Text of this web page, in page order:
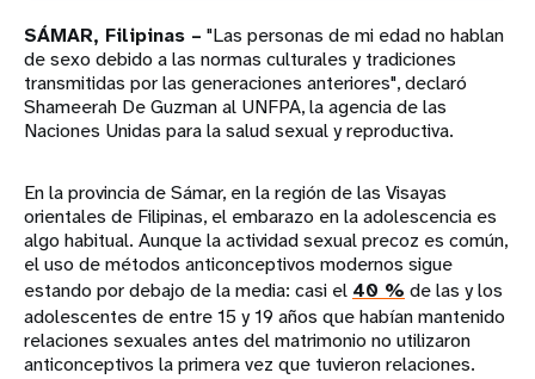
SÁMAR, Filipinas – "Las personas de mi edad no hablan
de sexo debido a las normas culturales y tradiciones
transmitidas por las generaciones anteriores", declaró
Shameerah De Guzman al UNFPA, la agencia de las
Naciones Unidas para la salud sexual y reproductiva.
En la provincia de Sámar, en la región de las Visayas
orientales de Filipinas, el embarazo en la adolescencia es
algo habitual. Aunque la actividad sexual precoz es común,
el uso de métodos anticonceptivos modernos sigue
estando por debajo de la media: casi el 40 % de las y los
adolescentes de entre 15 y 19 años que habían mantenido
relaciones sexuales antes del matrimonio no utilizaron
anticonceptivos la primera vez que tuvieron relaciones.